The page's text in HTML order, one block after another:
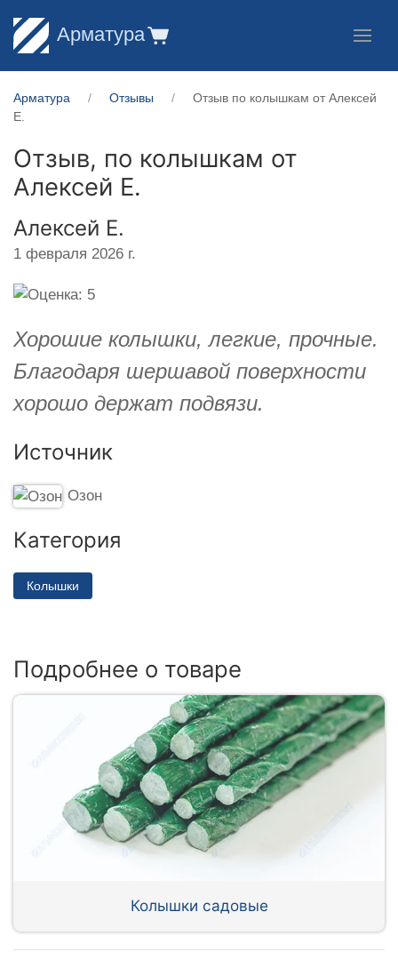
Арматура
Арматура Отзывы
Отзыв по колышкам от Алексей
Е.
Отзыв, по колышкам от
Алексей Е.
Алексей Е.
1 февраля 2026 г.
Хорошие колышки, легкие, прочные.
Благодаря шершавой поверхности
хорошо держат подвязи.
Источник
Озон
Категория
Колышки
Подробнее о товаре
Колышки садовые